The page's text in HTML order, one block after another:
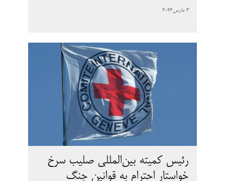
3 مارس 2026
رئیس کمیته بین‌المللی صلیب سرخ
خواستار احترام به قوانین جنگ